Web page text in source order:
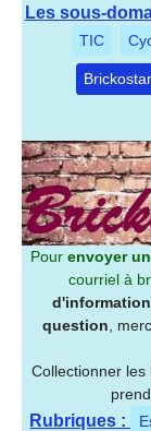
Les sous-
TIC
Pour envoyer
courriel à
d'information
question ,
Collectionner
Rubriques :